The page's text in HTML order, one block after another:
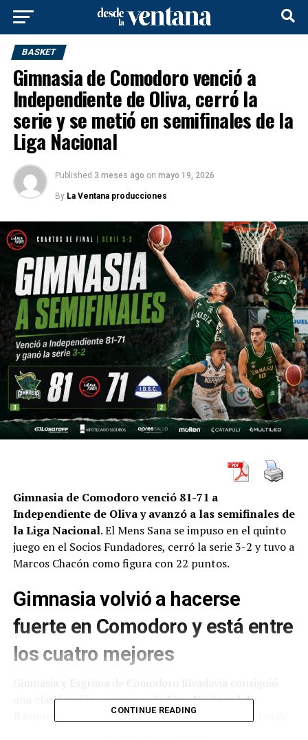
BASKET
Gimnasia de Comodoro venció a
Independiente de Oliva, cerró la
serie y se metió en semifinales de la
Liga Nacional
Published 3 meses ago on mayo 19, 2026
By La Ventana producciones
Gimnasia de Comodoro venció 81-71 a
Independiente de Oliva y avanzó a las semifinales de
la Liga Nacional. El Mens Sana se impuso en el quinto
juego en el Socios Fundadores, cerró la serie 3-2 y tuvo a
Marcos Chacón como figura con 22 puntos.
Gimnasia volvió a hacerse
fuerte en Comodoro y está entre
los cuatro mejores
Gimnasia y Esgrima de Comodoro Rivadavia consiguió
una clasificación enorme en laLiga Nacional de
. En el quinto y decisivo juego de los cuartos de
CONTINUE READING